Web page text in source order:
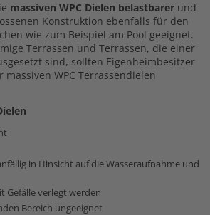
massiven WPC Dielen belastbarer und
Konstruktion ebenfalls für den
wie zum Beispiel am Pool geeignet.
Terrassen und Terrassen, die einer
sind, sollten Eigenheimbesitzer
WPC Terrassendielen
in Hinsicht auf die Wasseraufnahme und
Gefälle verlegt werden
Bereich ungeeignet